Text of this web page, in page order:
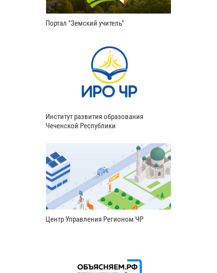
Портал "Земский учитель"
Институт развития образования
Чеченской Республики
Центр Управления Регионом ЧР